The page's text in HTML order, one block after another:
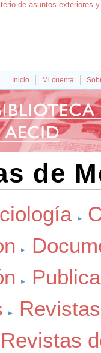
Inicio Mi cuenta
de
Revistas
Revistas